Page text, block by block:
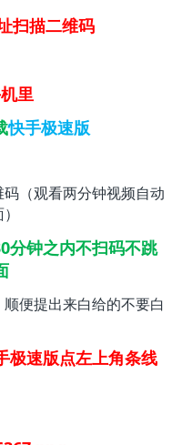
描二维码
里
快手极速版
（观看两分钟视频自动
分钟之内不扫码不跳
便提出来白给的不要白
速版点左上角条线